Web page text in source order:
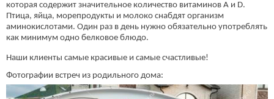
которая содержит значительное количество витаминов А и D.
Птица, яйца, морепродукты и молоко снабдят организм
аминокислотами. Один раз в день нужно обязательно употреблять
как минимум одно белковое блюдо.
Наши клиенты самые красивые и самые счастливые!
Фотографии встреч из родильного дома: